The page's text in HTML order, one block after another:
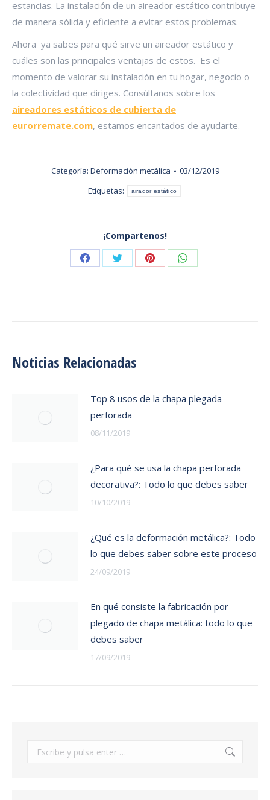
estancias. La instalación de un aireador estático contribuye
de manera sólida y eficiente a evitar estos problemas.
Ahora ya sabes para qué sirve un aireador estático y
cuáles son las principales ventajas de estos. Es el
momento de valorar su instalación en tu hogar, negocio o
la colectividad que diriges. Consúltanos sobre los
aireadores estáticos de cubierta de
eurorremate.com, estamos encantados de ayudarte.
Categoría: Deformación metálica
03/12/2019
Etiquetas:
airador estático
¡Compartenos!
Share Share Share Share
publicaciones
Noticias Relacionadas
Top 8 usos de la chapa plegada
perforada
08/11/2019
¿Para qué se usa la chapa perforada
decorativa?: Todo lo que debes saber
10/10/2019
¿Qué es la deformación metálica?: Todo
lo que debes saber sobre este proceso
24/09/2019
En qué consiste la fabricación por
plegado de chapa metálica: todo lo que
debes saber
17/09/2019
Buscar: